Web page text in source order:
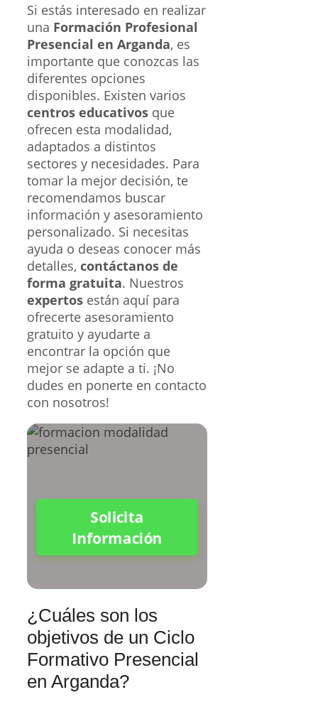
Si estás interesado en realizar
una Formación Profesional
Presencial en Arganda, es
importante que conozcas las
diferentes opciones
disponibles. Existen varios
centros educativos que
ofrecen esta modalidad,
adaptados a distintos
sectores y necesidades. Para
tomar la mejor decisión, te
recomendamos buscar
información y asesoramiento
personalizado. Si necesitas
ayuda o deseas conocer más
detalles, contáctanos de
forma gratuita. Nuestros
expertos están aquí para
ofrecerte asesoramiento
gratuito y ayudarte a
encontrar la opción que
mejor se adapte a ti. ¡No
dudes en ponerte en contacto
con nosotros!
Solicita
Información
¿Cuáles son los
objetivos de un Ciclo
Formativo Presencial
en Arganda?